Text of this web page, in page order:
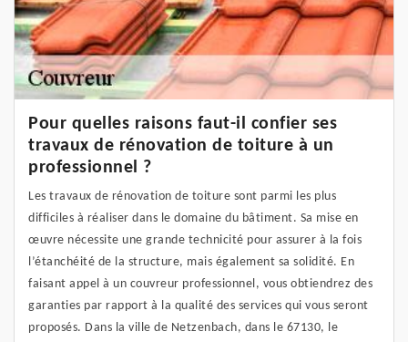
Pour quelles raisons faut-il confier ses
travaux de rénovation de toiture à un
professionnel ?
Les travaux de rénovation de toiture sont parmi les plus
difficiles à réaliser dans le domaine du bâtiment. Sa mise en
œuvre nécessite une grande technicité pour assurer à la fois
l’étanchéité de la structure, mais également sa solidité. En
faisant appel à un couvreur professionnel, vous obtiendrez des
garanties par rapport à la qualité des services qui vous seront
proposés. Dans la ville de Netzenbach, dans le 67130, le